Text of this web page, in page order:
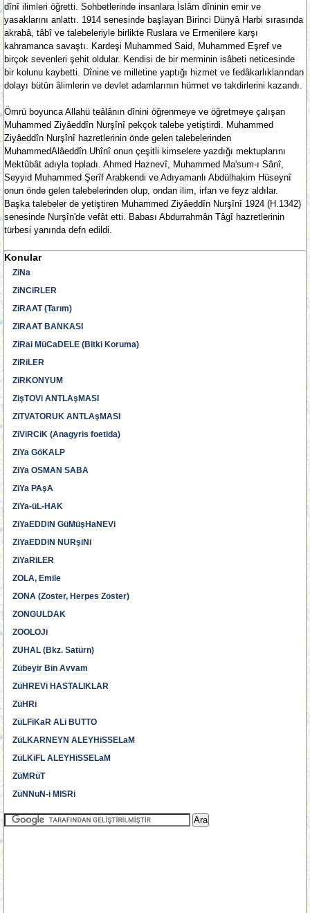
dînî ilimleri öğretti. Sohbetlerinde insanlara İslâm dîninin emir ve
yasaklarını anlattı. 1914 senesinde başlayan Birinci Dünyâ Harbi sırasında
akrabâ, tâbî ve talebeleriyle birlikte Ruslara ve Ermenilere karşı
kahramanca savaştı. Kardeşi Muhammed Said, Muhammed Eşref ve
birçok sevenleri şehit oldular. Kendisi de bir merminin isâbeti neticesinde
bir kolunu kaybetti. Dînine ve milletine yaptığı hizmet ve fedâkarlıklarından
dolayı bütün âlimlerin ve devlet adamlarının hürmet ve takdirlerini kazandı.
Ömrü boyunca Allahü teâlânın dînini öğrenmeye ve öğretmeye çalışan
Muhammed Ziyâeddîn Nurşînî pekçok talebe yetiştirdi. Muhammed
Ziyâeddîn Nurşînî hazretlerinin önde gelen talebelerinden
MuhammedAlâeddîn Uhînî onun çeşitli kimselere yazdığı mektuplarını
Mektûbât adıyla topladı. Ahmed Haznevî, Muhammed Ma'sum-ı Sânî,
Seyyid Muhammed Şerîf Arabkendi ve Adıyamanlı Abdülhakim Hüseynî
onun önde gelen talebelerinden olup, ondan ilim, irfan ve feyz aldılar.
Başka talebeler de yetiştiren Muhammed Ziyâeddîn Nurşînî 1924 (H.1342)
senesinde Nurşîn'de vefât etti. Babası Abdurrahmân Tâgî hazretlerinin
türbesi yanında defn edildi.
Konular
ZiNa
ZiNCiRLER
ZiRAAT (Tarım)
ZiRAAT BANKASI
ZiRai MüCaDELE (Bitki Koruma)
ZiRiLER
ZiRKONYUM
ZişTOVi ANTLAşMASI
ZiTVATORUK ANTLAşMASI
ZiViRCiK (Anagyris foetida)
ZiYa GöKALP
ZiYa OSMAN SABA
ZiYa PAşA
ZiYa-üL-HAK
ZiYaEDDiN GüMüşHaNEVi
ZiYaEDDiN NURşiNi
ZiYaRiLER
ZOLA, Emile
ZONA (Zoster, Herpes Zoster)
ZONGULDAK
ZOOLOJi
ZUHAL (Bkz. Satürn)
Zübeyir Bin Avvam
ZüHREVi HASTALIKLAR
ZüHRi
ZüLFiKaR ALi BUTTO
ZüLKARNEYN ALEYHiSSELaM
ZüLKiFL ALEYHiSSELaM
ZüMRüT
ZüNNuN-i MISRi